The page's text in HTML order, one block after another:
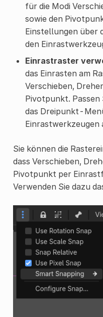
für die Modi
sowie den
Einstellungen über
den
Einrastraster
das Einrasten am
Verschieben,
Pivotpunkt. Passen
das Dreipunkt-
Einrastwerkzeugen
Sie können die
dass Verschieben,
Pivotpunkt per
Verwenden Sie dazu